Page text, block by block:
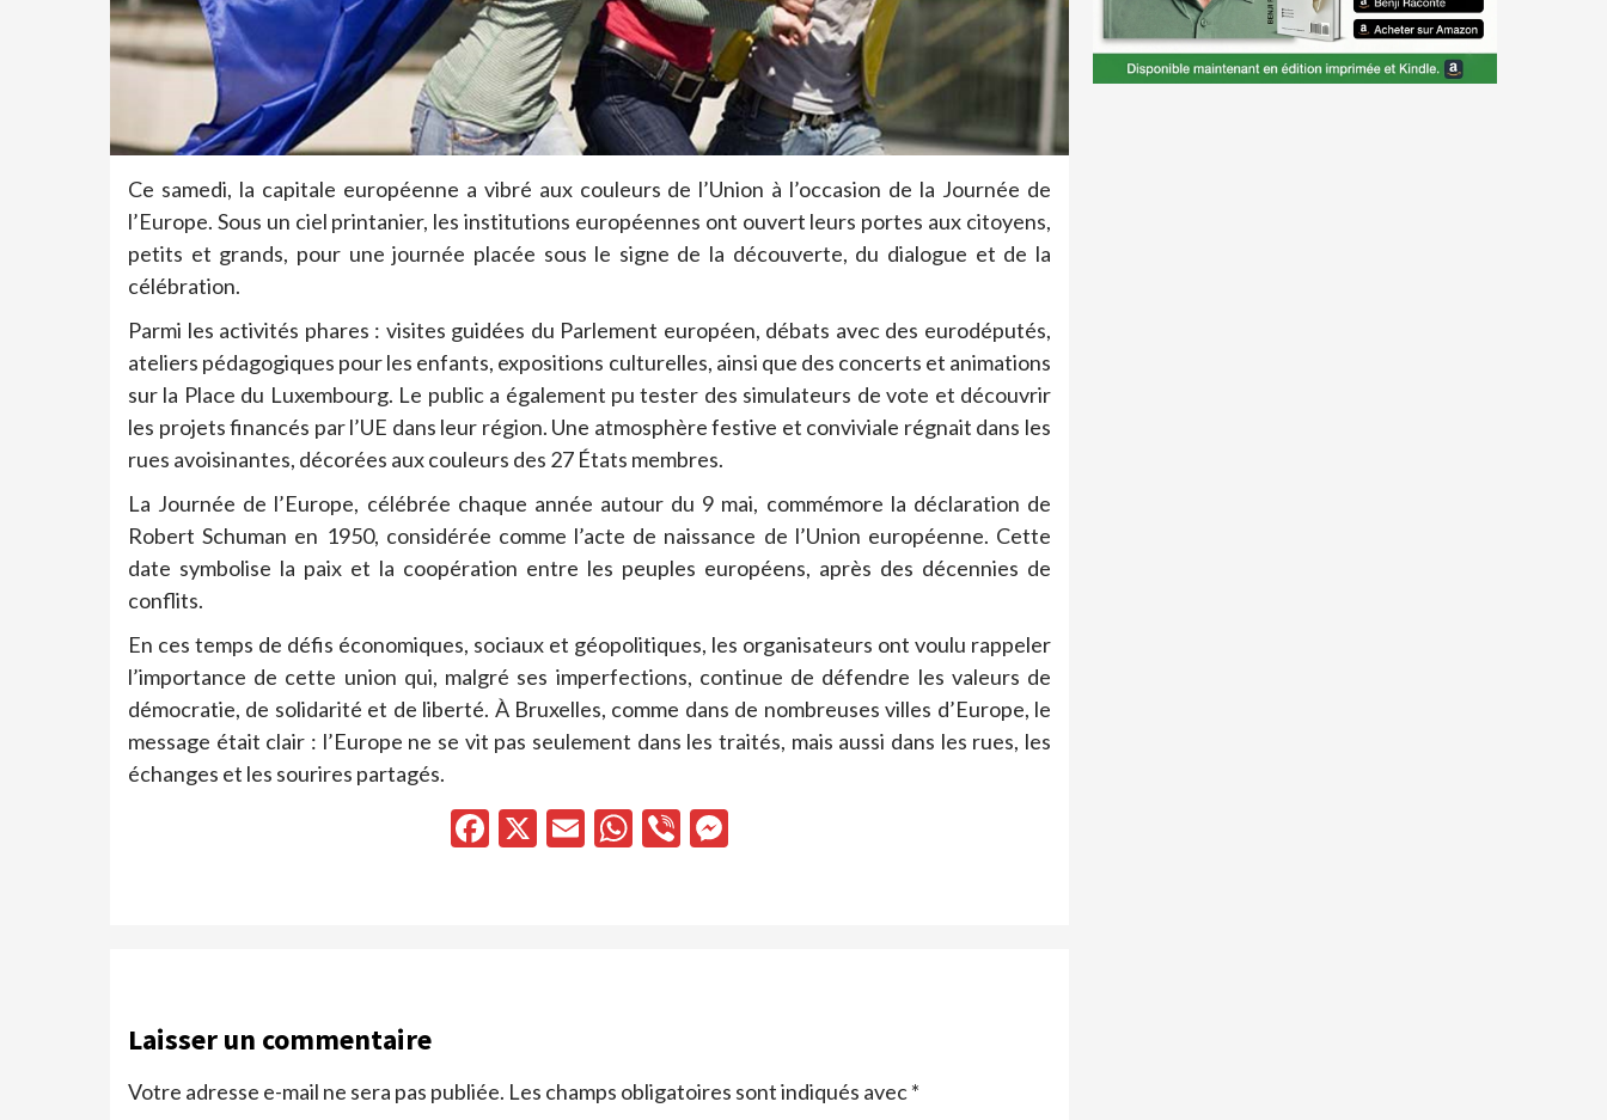
Ce samedi, la capitale européenne a vibré aux couleurs de l’Union à l’occasion de la Journée de
l’Europe. Sous un ciel printanier, les institutions européennes ont ouvert leurs portes aux citoyens,
petits et grands, pour une journée placée sous le signe de la découverte, du dialogue et de la
célébration.
Parmi les activités phares : visites guidées du Parlement européen, débats avec des eurodéputés,
ateliers pédagogiques pour les enfants, expositions culturelles, ainsi que des concerts et animations
sur la Place du Luxembourg. Le public a également pu tester des simulateurs de vote et découvrir
les projets financés par l’UE dans leur région. Une atmosphère festive et conviviale régnait dans les
rues avoisinantes, décorées aux couleurs des 27 États membres.
La Journée de l’Europe, célébrée chaque année autour du 9 mai, commémore la déclaration de
Robert Schuman en 1950, considérée comme l’acte de naissance de l’Union européenne. Cette
date symbolise la paix et la coopération entre les peuples européens, après des décennies de
conflits.
En ces temps de défis économiques, sociaux et géopolitiques, les organisateurs ont voulu rappeler
l’importance de cette union qui, malgré ses imperfections, continue de défendre les valeurs de
démocratie, de solidarité et de liberté. À Bruxelles, comme dans de nombreuses villes d’Europe, le
message était clair : l’Europe ne se vit pas seulement dans les traités, mais aussi dans les rues, les
échanges et les sourires partagés.
Facebook
X EmailWhatsApp
Viber
Laisser un commentaire
Votre adresse e-mail ne sera pas publiée. Les champs obligatoires sont indiqués avec*